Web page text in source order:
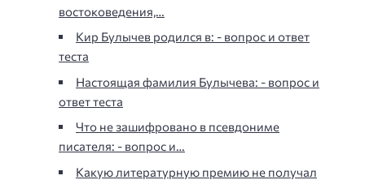
востоковедения,…
Кир Булычев родился в: - вопрос и ответ
теста
Настоящая фамилия Булычева: - вопрос и
ответ теста
Что не зашифровано в псевдониме
писателя: - вопрос и…
Какую литературную премию не получал